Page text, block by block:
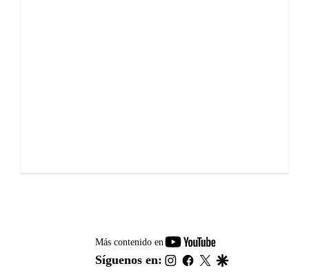
Más contenido en
youtube-
footer
Síguenos en: instagram
facebook
twitter